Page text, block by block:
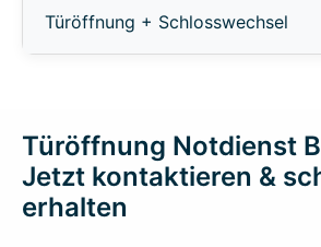
Türöffnung + Schlosswechsel
Türöffnung Notdienst
Jetzt kontaktieren &
erhalten